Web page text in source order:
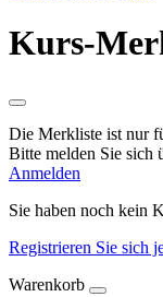
Kurs-
Die Merkliste ist nur
Bitte melden Sie sich
Anmelden
Sie haben noch kein
Registrieren Sie sich
Warenkorb